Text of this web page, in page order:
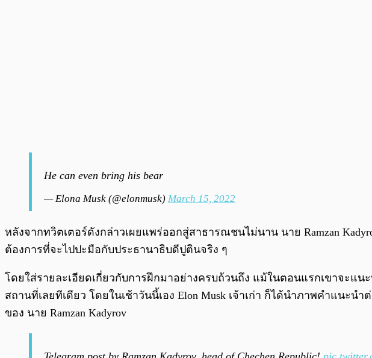
He can even bring his bear
— Elona Musk (@elonmusk) March 15, 2022
หลังจากทวิตเตอร์ดังกล่าวเผยแพร่ออกสู่สาธารณชนไม่นาน นาย Ramzan
ต้องการที่จะไปปะมือกับประธานาธิบดีปูตินจริง ๆ
โดยใส่รายละเอียดเกี่ยวกับการฝึกมาอย่างครบถ้วนถึง แม้ในตอนแรกเขาจะแ
สถานที่เลยทีเดียว โดยในเช้าวันนี้เอง Elon Musk เจ้าเก่า ก็ได้นำภาพคำแนะ
ของ นาย Ramzan Kadyrov